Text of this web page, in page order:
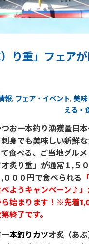
り重」フェア
報, フェア・イベント,美味
える・
お一本釣り漁獲量日
刺身でも美味しい新鮮
食べる、ご当地グル
オ炙り重」が通常１,５
０００円で食べられる
べようキャンペーン♪」
始まります！ ※先着
終了です。
一本釣り カツオ炙（あ